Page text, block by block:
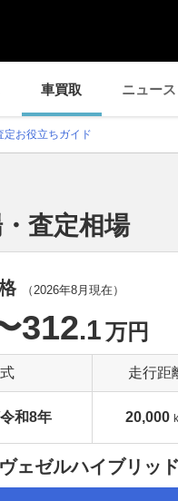
車買取 ニュース
定お役立ちガイド
査定相場
（2026年8月 現在）
312.1万円
走行距
和8年 20,000
ェゼルハイブリッ